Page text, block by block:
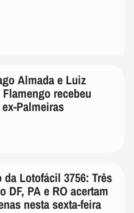
Almada e Luiz
recebeu
Palmeiras
da Lotofácil 3756: Três
DF, PA e RO acertam
nesta sexta-feira